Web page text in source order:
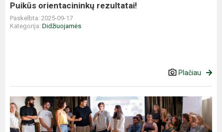
Puikūs orientacininkų rezultatai!
Paskelbta: 2025-09-17
Kategorija: Didžiuojamės
Plačiau
Produktyvumo
ir
atsipalaidavimo